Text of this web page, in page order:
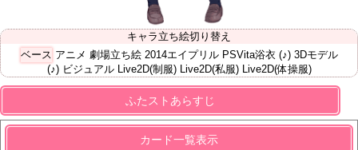
キャラ立ち絵切り替え
ベース アニメ 劇場立ち絵 2014エイプリル PSVita浴衣 (♪) 3Dモデル
(♪) ビジュアル Live2D(制服) Live2D(私服) Live2D(体操服)
ふたストあらすじ
カード一覧表示